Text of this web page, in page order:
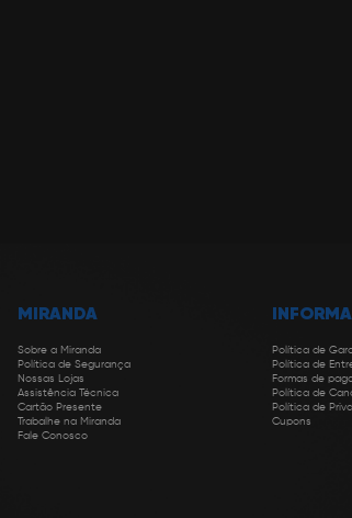
MIRANDA
Sobre a Miranda
Política de Segurança
Nossas Lojas
Assistência Técnica
Cartão Presente
Trabalhe na Miranda
Fale Conosco
Política de
Política de
Formas de
Política de
Política de
Cupons